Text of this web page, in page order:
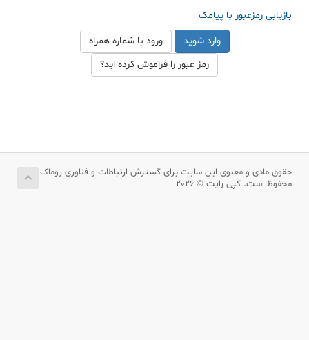
بازیابی رمزعبور با پیامک
ورود با شماره همراه
رمز عبور را فراموش کرده اید؟
حقوق مادی و معنوی این سایت برای گسترش ارتباطات و فناوری روماک
محفوظ است. کپی رایت © 2026